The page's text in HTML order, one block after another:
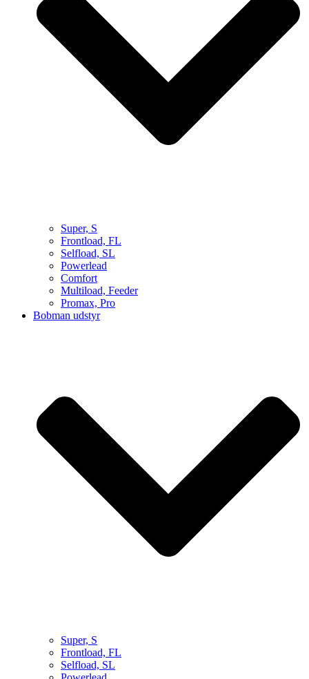
Super, S
Frontload, FL
Selfload, SL
Powerlead
Comfort
Multiload, Feeder
Promax, Pro
Bobman udstyr
Super, S
Frontload, FL
Selfload, SL